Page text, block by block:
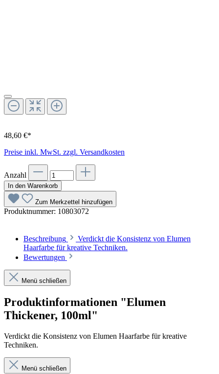
48,60 €*
Preise inkl. MwSt. zzgl. Versandkosten
Anzahl
In den Warenkorb
Zum Merkzettel hinzufügen
Produktnummer: 10803072
Beschreibung
Verdickt die Konsistenz von Elumen
Haarfarbe für kreative Techniken.
Bewertungen
Menü schließen
Produktinformationen "Elumen
Thickener, 100ml"
Verdickt die Konsistenz von Elumen Haarfarbe für kreative
Techniken.
Menü schließen